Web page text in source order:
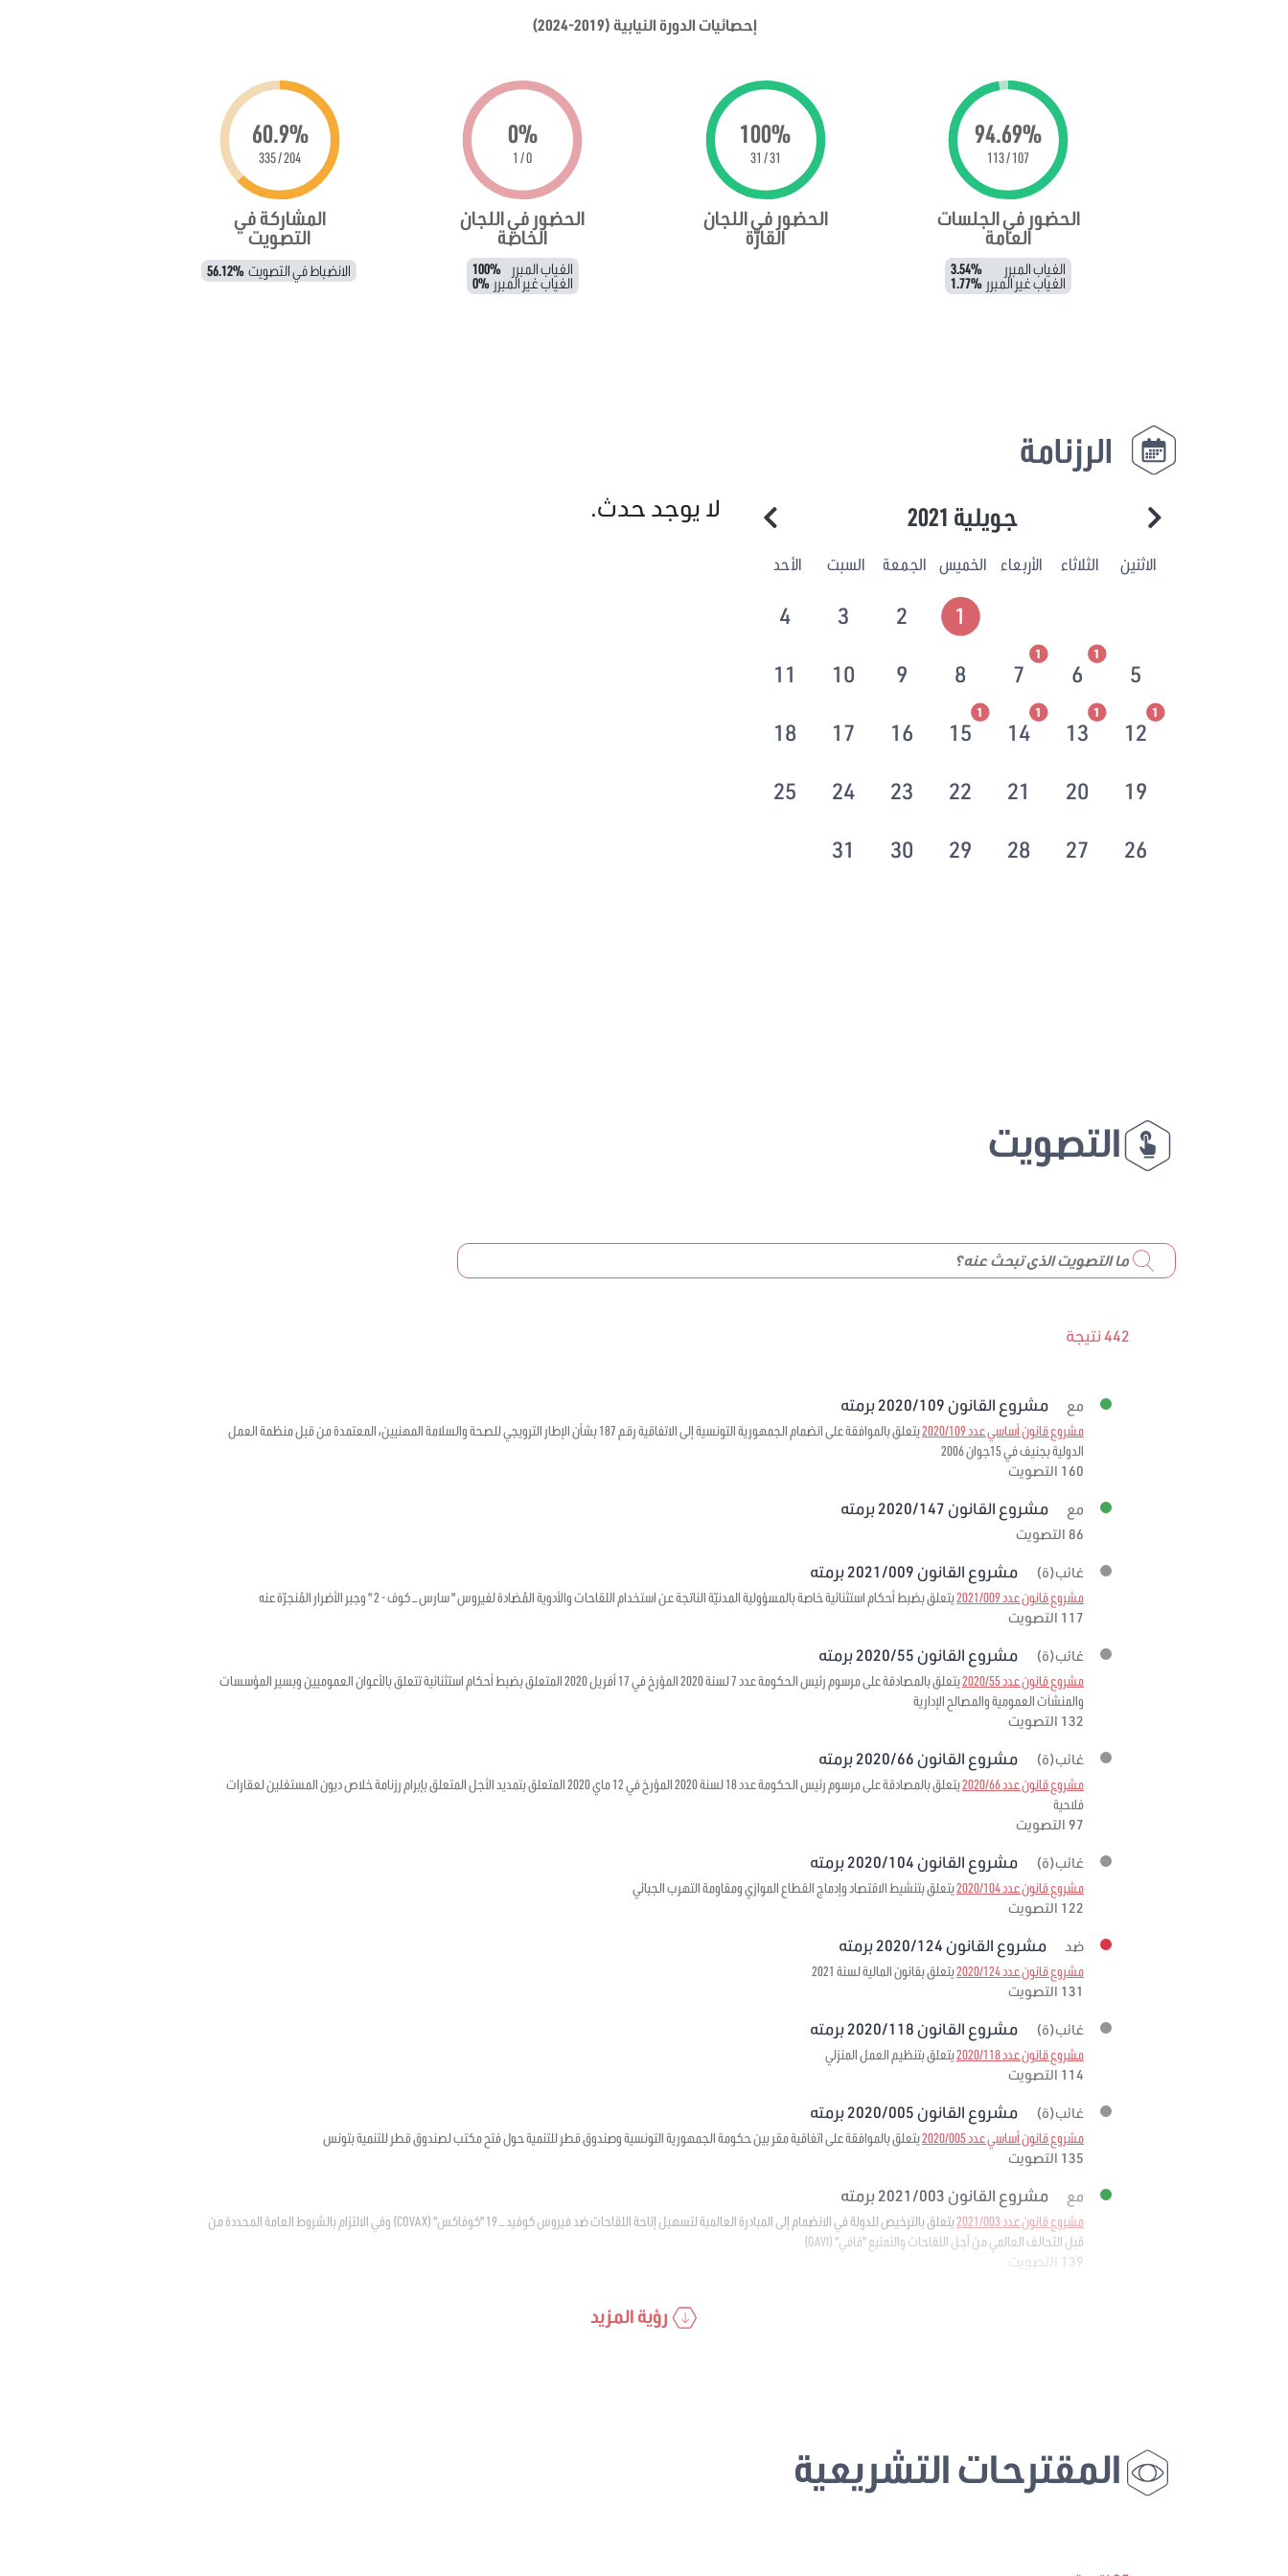
إحصائيات الدورة النيابية (2019-2024)
94.69%
107 / 113
الحضور في الجلسات
العامة
الغياب المبرر 3.54%
الغياب غير المبرر 1.77%
100%
31 / 31
الحضور في اللجان
القارّة
0%
0 / 1
الحضور في اللجان
الخاصة
الغياب المبرر 100%
الغياب غير المبرر 0%
60.9%
204 / 335
المشاركة في
التصويت
الانضباط في التصويت 56.12%
الرزنامة
جويلية 2021
الاثنين الثلاثاء الأربعاء الخميس الجمعة السبت الأحد
1
2
3
4
5
6
1
7
1
8
9
10
11
12
1
13
1
14
1
15
1
16
17
18
19
20
21
22
23
24
25
26
27
28
29
30
31
لا يوجد حدث.
التصويت
442 نتيجة
مع مشروع القانون 2020/109 برمته
مشروع قانون أساسي عدد 2020/109
يتعلق بالموافقة على انضمام الجمهورية التونسية إلى الاتفاقية رقم 187 بشأن الإطار الترويجي للصحة والسلامة المهنيين، المعتمدة من قبل منظمة العمل
الدولية بجنيف في 15جوان 2006
160 التصويت
مع مشروع القانون 2020/147 برمته
86 التصويت
غائب(ة) مشروع القانون 2021/009 برمته
مشروع قانون عدد 2021/009
يتعلق بضبط أحكام استثنائية خاصة بالمسؤولية المدنيّة الناتجة عن استخدام اللقاحات والأدوية المُضادة لفيروس " سارس – كوف - 2 " وجبر الأضرار المُنجرّة عنه
117 التصويت
غائب(ة) مشروع القانون 2020/55 برمته
مشروع قانون عدد 2020/55
يتعلق بالمصادقة على مرسوم رئيس الحكومة عدد 7 لسنة 2020 المؤرخ في 17 أفريل 2020 المتعلق بضبط أحكام استثنائية تتعلق بالأعوان العموميين وبسير المؤسسات
والمنشآت العمومية والمصالح الإدارية
132 التصويت
غائب(ة) مشروع القانون 2020/66 برمته
مشروع قانون عدد 2020/66
يتعلق بالمصادقة على مرسوم رئيس الحكومة عدد 18 لسنة 2020 المؤرخ في 12 ماي 2020 المتعلق بتمديد الأجل المتعلق بإبرام رزنامة خلاص ديون المستغلين لعقارات
فلاحية
97 التصويت
غائب(ة) مشروع القانون 2020/104 برمته
مشروع قانون عدد 2020/104
يتعلق بتنشيط الاقتصاد وإدماج القطاع الموازي ومقاومة التهرب الجبائي
122 التصويت
ضد مشروع القانون 2020/124 برمته
مشروع قانون عدد 2020/124
يتعلق بقانون المالية لسنة 2021
131 التصويت
غائب(ة) مشروع القانون 2020/118 برمته
مشروع قانون عدد 2020/118
يتعلق بتنظيم العمل المنزلي
114 التصويت
غائب(ة) مشروع القانون 2020/005 برمته
مشروع قانون أساسي عدد 2020/005
يتعلق بالموافقة على اتفاقية مقر بين حكومة الجمهورية التونسية وصندوق قطر للتنمية حول فتح مكتب لصندوق قطر للتنمية بتونس
135 التصويت
مع مشروع القانون 2021/003 برمته
مشروع قانون عدد 2021/003
يتعلق بالترخيص للدولة في الانضمام إلى المبادرة العالمية لتسهيل إتاحة اللقاحات ضد فيروس كوفيد – 19 "كوفاكس" (COVAX) وفي الالتزام بالشروط العامة المحددة من
قبل التحالف العالمي من أجل اللقاحات والتمنيع "قافي" (GAVI)
139 التصويت
رؤية المزيد
المقترحات التشريعية